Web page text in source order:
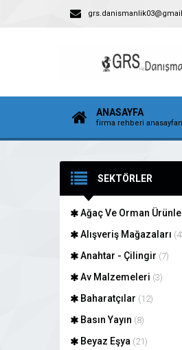
ANASAYFA
firma rehberi
SEKTÖRLER
Ağaç Ve Orman
Alışveriş Mağazaları
Anahtar - Çilingir (7)
Av Malzemeleri (3)
Baharatçılar (12)
Basın Yayın (8)
Beyaz Eşya (21)